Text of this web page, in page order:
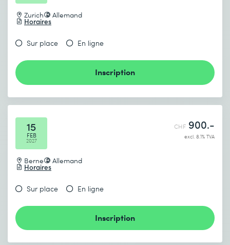
Zurich Allemand
Horaires
Sur place En ligne
Inscription
15
FEB
2027
Berne Allemand
Horaires
CHF 900.-
excl. 8.1% TVA
Sur place En ligne
Inscription